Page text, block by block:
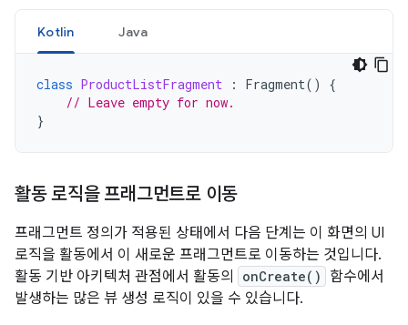
Kotlin Java
class ProductListFragment : Fragment()
{
// Leave empty for now.
}
활동 로직을 프래그먼트로 이동
프래그먼트 정의가 적용된 상태에서 다음 단계는 이 화면의 UI
로직을 활동에서 이 새로운 프래그먼트로 이동하는 것입니다.
활동 기반 아키텍처 관점에서 활동의
onCreate()
함수에서
발생하는 많은 뷰 생성 로직이 있을 수 있습니다.